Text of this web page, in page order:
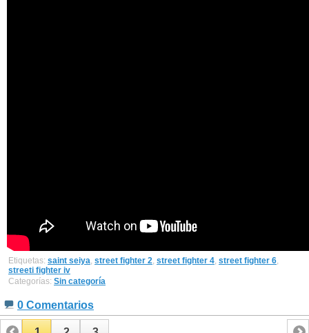
Etiquetas: saint seiya, street fighter 2, street fighter 4, street fighter 6,
streeti fighter iv
Categorías: Sin categoría
0 Comentarios